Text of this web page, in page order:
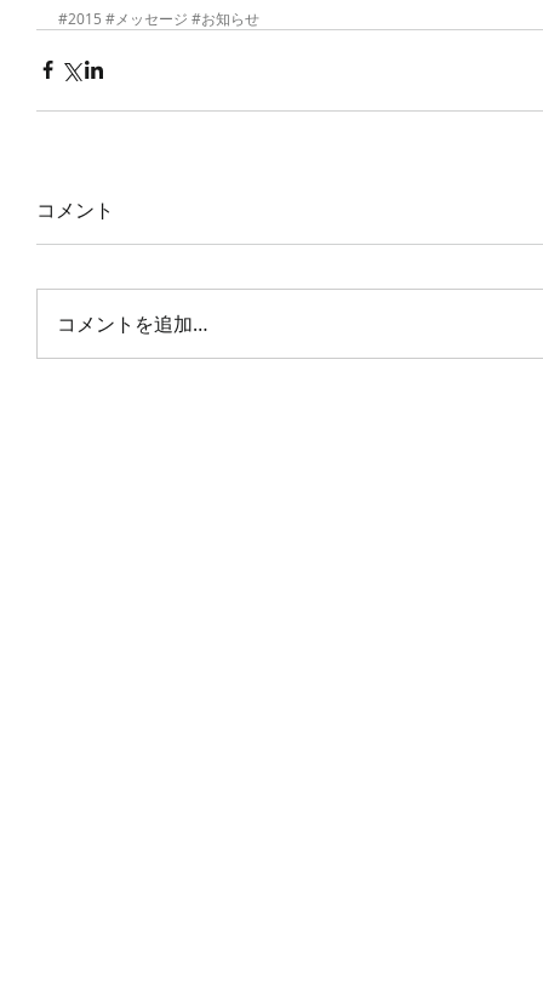
#2015 #メッセージ #お知らせ
コメント
コメントを追加…